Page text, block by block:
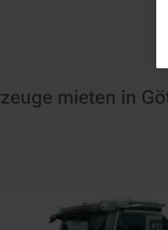
mieten in